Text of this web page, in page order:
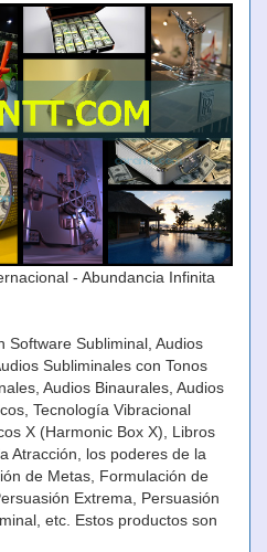
- Abundancia Infinita
Software Subliminal, Audios
Subliminales con Tonos
Audios Binaurales, Audios
Tecnología Vibracional
X (Harmonic Box X), Libros
Atracción, los poderes de la
de Metas, Formulación de
Extrema, Persuasión
etc. Estos productos son